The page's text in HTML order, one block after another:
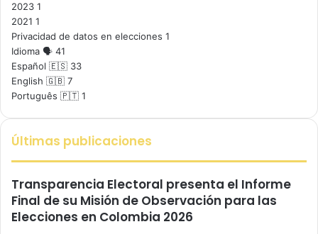
2023 1
2021 1
Privacidad de datos en elecciones 1
Idioma 🗣️ 41
Español 🇪🇸 33
English 🇬🇧 7
Português 🇵🇹 1
Últimas publicaciones
Transparencia Electoral presenta el Informe
Final de su Misión de Observación para las
Elecciones en Colombia 2026